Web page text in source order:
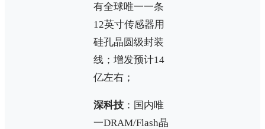
有全球唯一一条
12英寸传感器用
硅孔晶圆级封装
线；增发预计14
亿左右；
深科技 ：国内唯
一DRAM/Flash晶